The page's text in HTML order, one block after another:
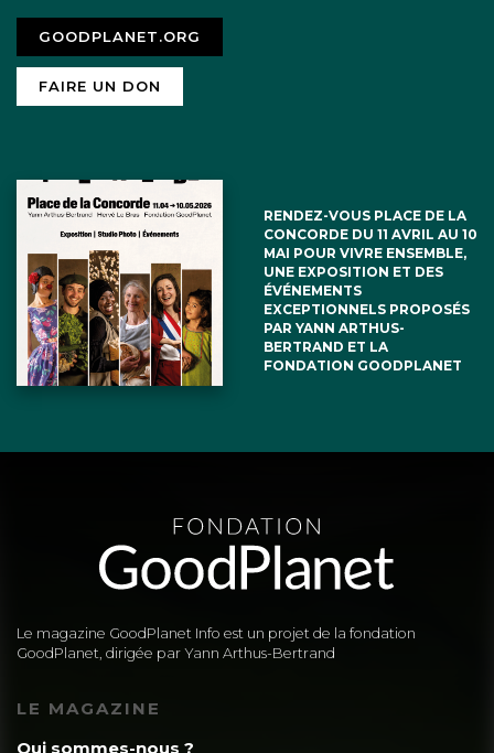
GOODPLANET.ORG
FAIRE UN DON
RENDEZ-VOUS PLACE DE LA
CONCORDE DU 11 AVRIL AU 10
MAI POUR VIVRE ENSEMBLE,
UNE EXPOSITION ET DES
ÉVÉNEMENTS
EXCEPTIONNELS PROPOSÉS
PAR YANN ARTHUS-
BERTRAND ET LA
FONDATION GOODPLANET
Le magazine GoodPlanet Info est un projet de la fondation
GoodPlanet, dirigée par Yann Arthus-Bertrand
LE MAGAZINE
Qui sommes-nous ?